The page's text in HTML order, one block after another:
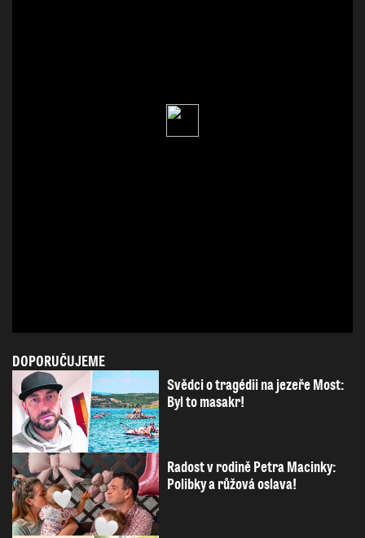
DOPORUČUJEME
Svědci o tragédii na jezeře Most:
Byl to masakr!
Radost v rodině Petra Macinky:
Polibky a růžová oslava!